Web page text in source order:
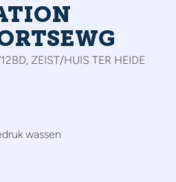
ZEIST/HUIS TER HEIDE
wassen